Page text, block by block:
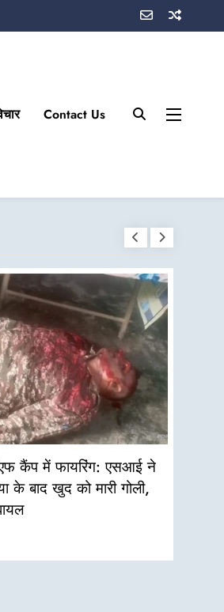
Contact Us
कैंप में फायरिंग: एसआई ने
के बाद खुद को मारी गोली,